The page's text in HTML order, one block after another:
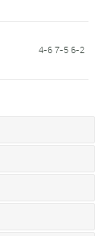
4-6 7-5 6-2